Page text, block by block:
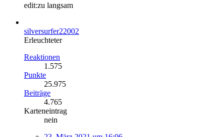
edit:zu langsam
silversurfer22002
Erleuchteter
Reaktionen
1.575
Punkte
25.975
Beiträge
4.765
Karteneintrag
nein